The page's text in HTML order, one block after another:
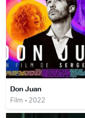
Don Juan
Film • 2022